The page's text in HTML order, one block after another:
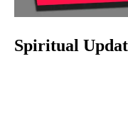
Spiritual